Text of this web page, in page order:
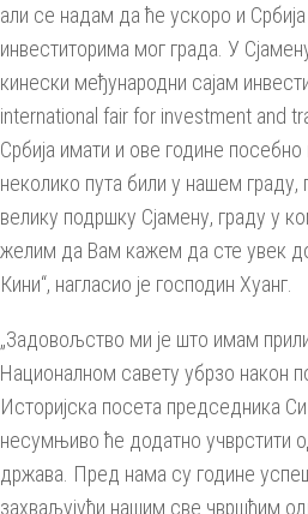
али се надам да ће ускоро и
инвеститорима мог града. У
кинески међународни сајам
international fair for investment and
Србија имати и ове године
неколико пута били у нашем граду,
велику подршку Сјамену, граду у
желим да Вам кажем да сте увек
Кини“, нагласио је господин Хуанг.
„Задовољство ми је што имам
Националном савету убрзо након
Историјска посета председника
несумњиво ће додатно учврстити
држава. Пред нама су године
захваљујући нашим све чвршћим